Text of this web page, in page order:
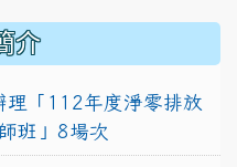
介
「112年度淨零排放
班」8場次